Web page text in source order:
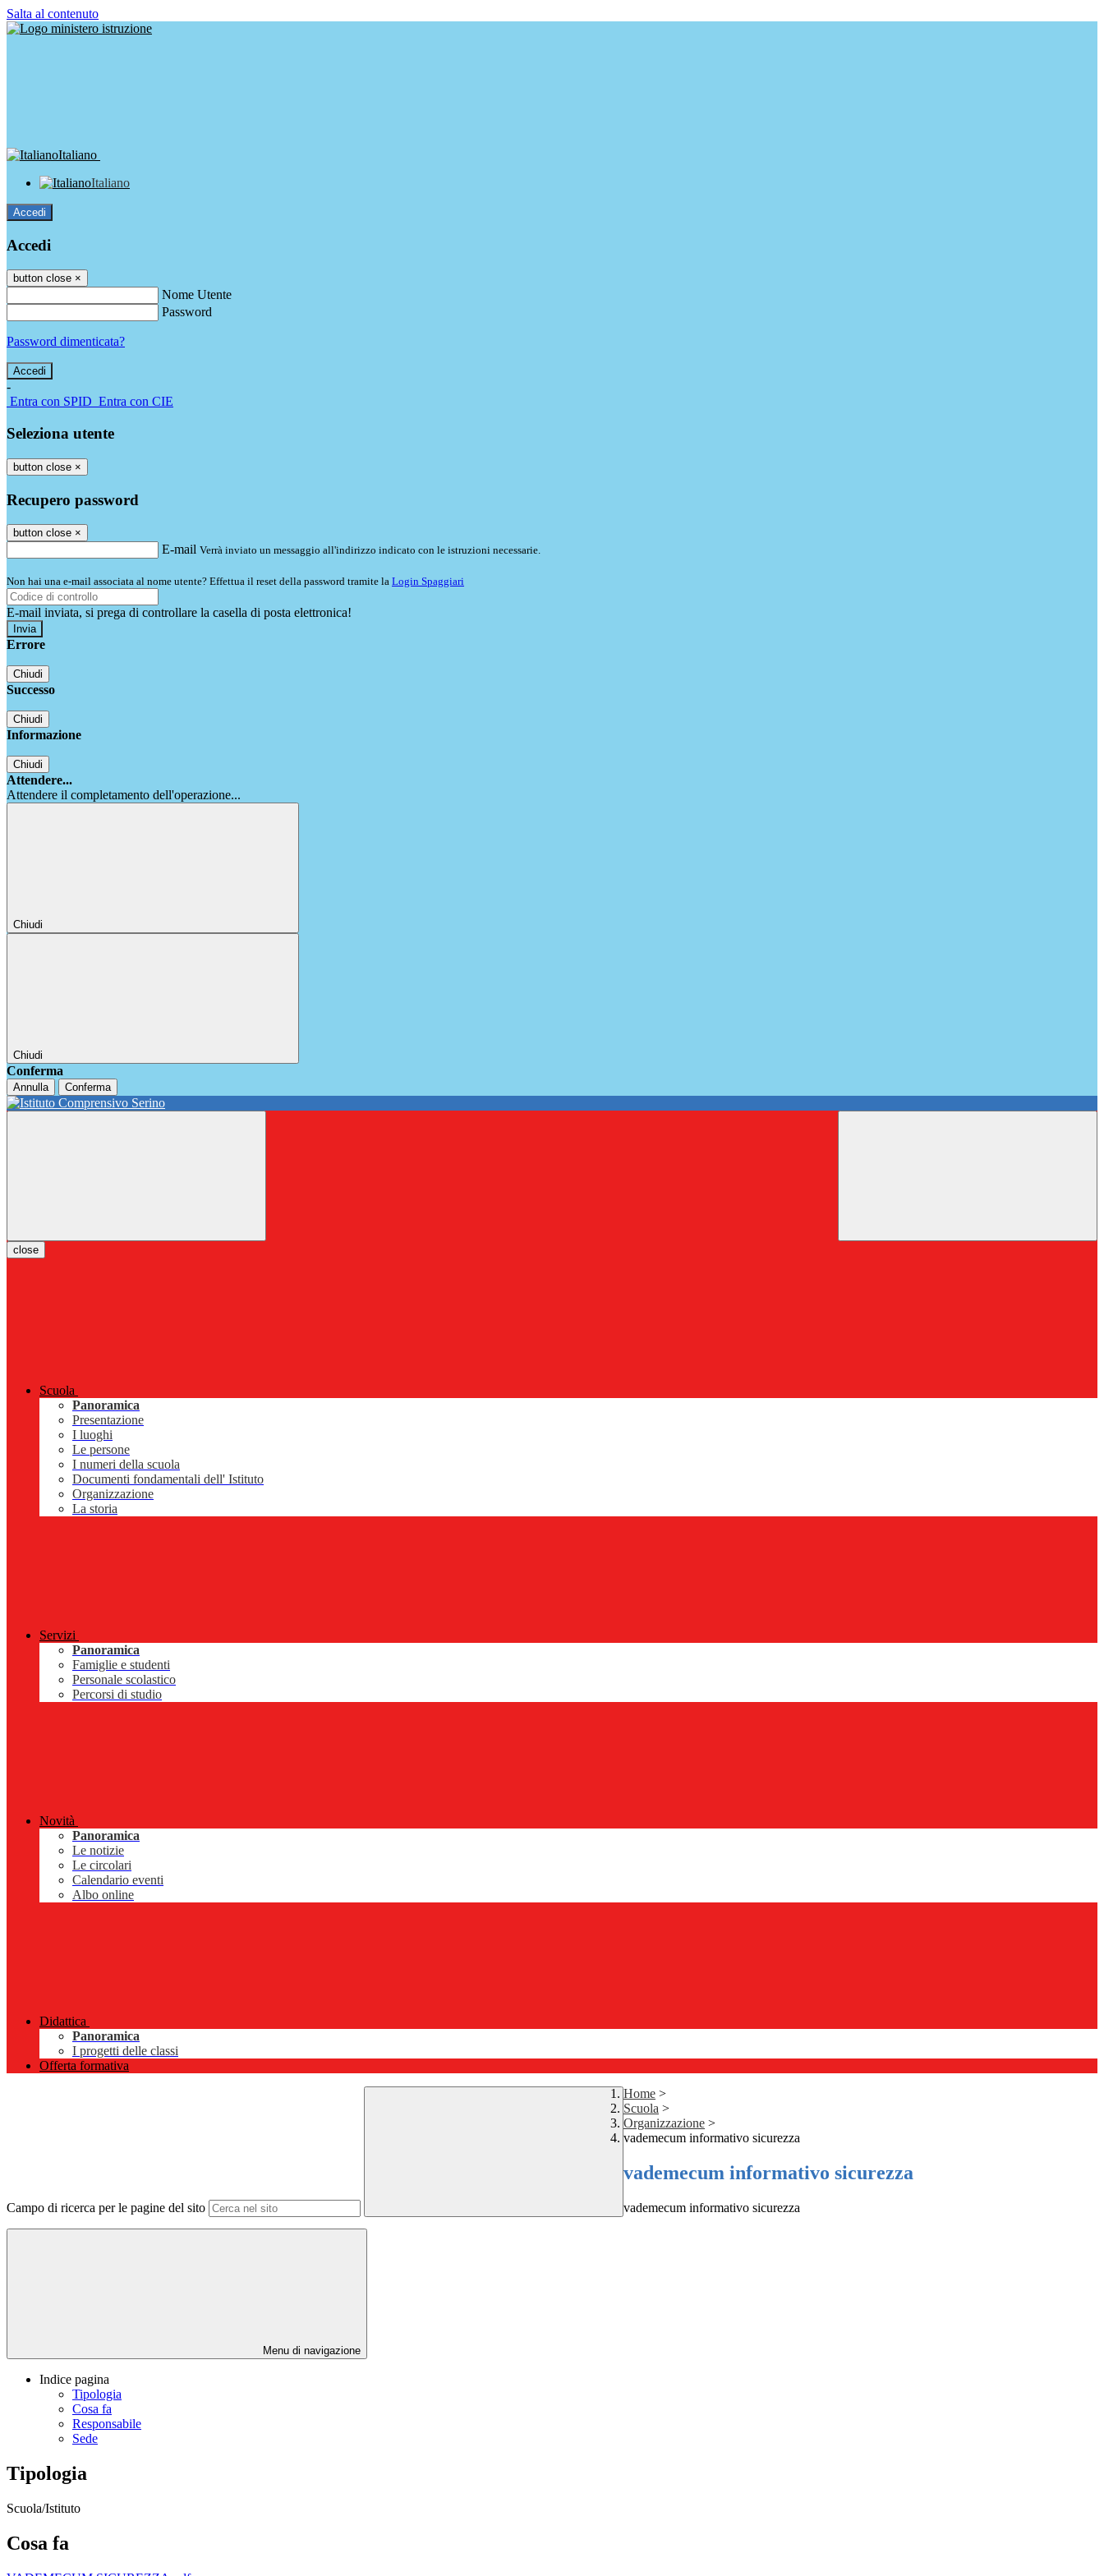
Salta al contenuto
Italiano
Italiano
Accedi
Accedi
button close ×
Nome Utente
Password
Password dimenticata?
-
Entra con SPID Entra con CIE
Seleziona utente
button close ×
Recupero password
button close ×
E-mail Verrà inviato un messaggio all'indirizzo indicato con le istruzioni necessarie.
Non hai una e-mail associata al nome utente? Effettua il reset della password tramite la Login Spaggiari
E-mail inviata, si prega di controllare la casella di posta elettronica!
Errore
Chiudi
Successo
Chiudi
Informazione
Chiudi
Attendere...
Attendere il completamento dell'operazione...
Chiudi
Chiudi
Conferma
Annulla Conferma
close
Scuola
Panoramica
Presentazione
I luoghi
Le persone
I numeri della scuola
Documenti fondamentali dell' Istituto
Organizzazione
La storia
Servizi
Panoramica
Famiglie e studenti
Personale scolastico
Percorsi di studio
Novità
Panoramica
Le notizie
Le circolari
Calendario eventi
Albo online
Didattica
Panoramica
I progetti delle classi
Offerta formativa
Campo di ricerca per le pagine del sito
Home >
Scuola >
Organizzazione >
vademecum informativo sicurezza
vademecum informativo sicurezza
vademecum informativo sicurezza
Menu di navigazione
Indice pagina
Tipologia
Cosa fa
Responsabile
Sede
Tipologia
Scuola/Istituto
Cosa fa